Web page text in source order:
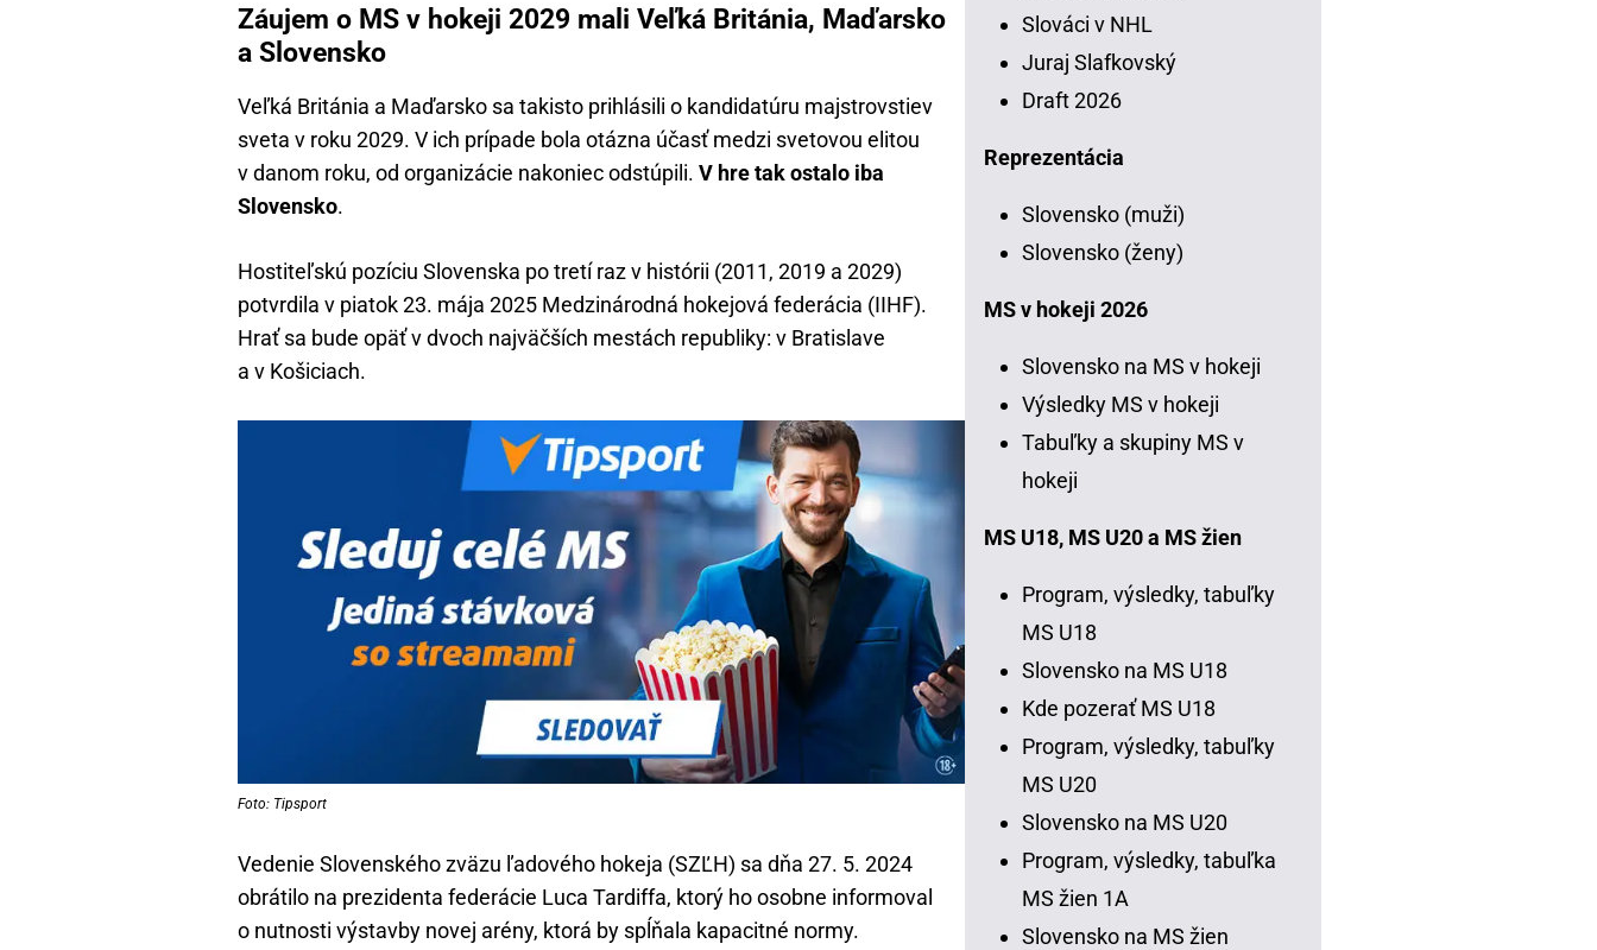
Záujem o MS v hokeji 2029 mali Veľká Británia, Maďarsko
a Slovensko
Veľká Británia a Maďarsko sa takisto prihlásili o kandidatúru majstrovstiev
sveta v roku 2029. V ich prípade bola otázna účasť medzi svetovou elitou
v danom roku, od organizácie nakoniec odstúpili. V hre tak ostalo iba
Slovensko.
Hostiteľskú pozíciu Slovenska po tretí raz v histórii (2011, 2019 a 2029)
potvrdila v piatok 23. mája 2025 Medzinárodná hokejová federácia (IIHF).
Hrať sa bude opäť v dvoch najväčších mestách republiky: v Bratislave
a v Košiciach.
Foto: Tipsport
Vedenie Slovenského zväzu ľadového hokeja (SZĽH) sa dňa 27. 5. 2024
obrátilo na prezidenta federácie Luca Tardiffa, ktorý ho osobne informoval
o nutnosti výstavby novej arény, ktorá by spĺňala kapacitné normy.
Slováci v NHL
Juraj Slafkovský
Draft 2026
Reprezentácia
Slovensko (muži)
Slovensko (ženy)
MS v hokeji 2026
Slovensko na MS v hokeji
Výsledky MS v hokeji
Tabuľky a skupiny MS v
hokeji
MS U18, MS U20 a MS žien
Program, výsledky, tabuľky
MS U18
Slovensko na MS U18
Kde pozerať MS U18
Program, výsledky, tabuľky
MS U20
Slovensko na MS U20
Program, výsledky, tabuľka
MS žien 1A
Slovensko na MS žien